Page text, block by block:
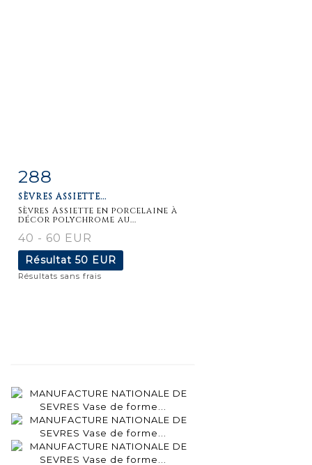
Fiche
détaillée
288
SÈVRES ASSIETTE...
Sèvres Assiette en porcelaine à
décor polychrome au...
40 - 60 EUR
Résultat 50 EUR
Résultats sans frais